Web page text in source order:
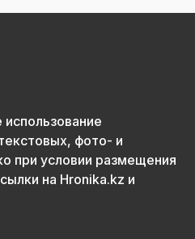
фото- и
при условии размещения
на Hronika.kz и